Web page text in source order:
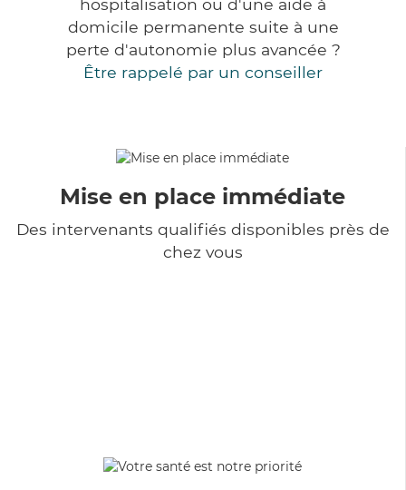
hospitalisation ou d'une aide à
domicile permanente suite à une
perte d'autonomie plus avancée ?
Être rappelé par un conseiller
Mise en place immédiate
Des intervenants qualifiés disponibles près de
chez vous